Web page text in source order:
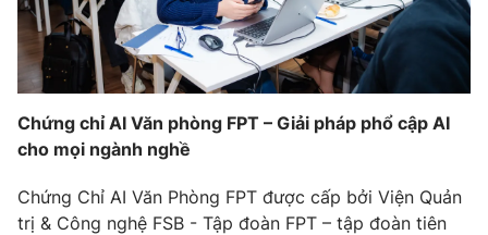
® Cấm sao chép dưới mọi hình thức nếu không có sự chấp
thuận bằng văn bản. Ghi rõ nguồn VTV.vn khi phát hành lại
thông tin từ website này.
Chứng chỉ AI Văn phòng FPT – Giải pháp phổ cập AI
cho mọi ngành nghề
Chứng Chỉ AI Văn Phòng FPT được cấp bởi Viện Quản
trị & Công nghệ FSB - Tập đoàn FPT – tập đoàn tiên